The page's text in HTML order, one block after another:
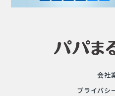
会社
プライバシ